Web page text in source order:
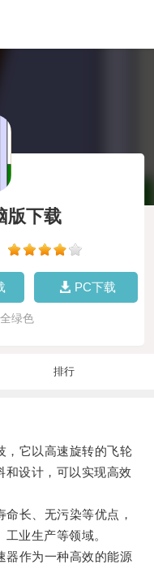
版下载
PC下载
绿色
排行
它以高速旋转的飞轮
和设计，可以实现高效
长、无污染等优点，
业生产等领域。
作为一种高效的能源